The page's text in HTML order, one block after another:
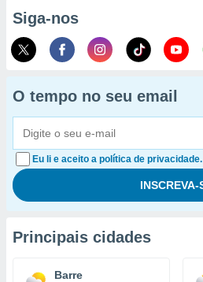
Siga-nos
O tempo no seu email
Eu li e aceito a política de privacidade.
Principais cidades
Barre